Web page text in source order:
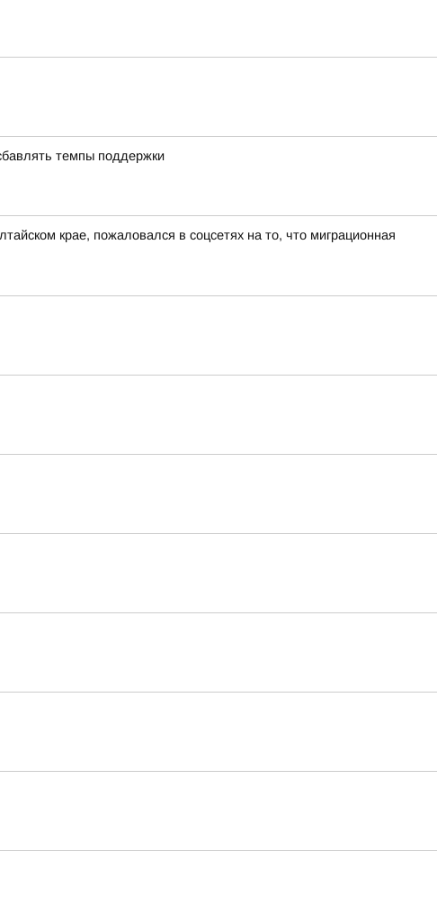
темпы поддержки
крае, пожаловался в соцсетях на то, что миграционная